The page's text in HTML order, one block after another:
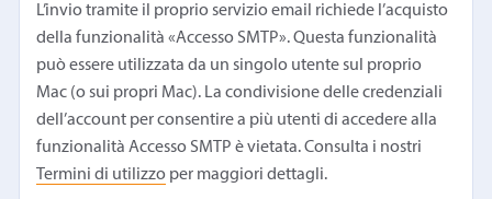
L’invio tramite il proprio servizio email richiede l’acquisto
della funzionalità «Accesso SMTP». Questa funzionalità
può essere utilizzata da un singolo utente sul proprio
Mac (o sui propri Mac). La condivisione delle credenziali
dell’account per consentire a più utenti di accedere alla
funzionalità Accesso SMTP è vietata. Consulta i nostri
Termini di utilizzo per maggiori dettagli.